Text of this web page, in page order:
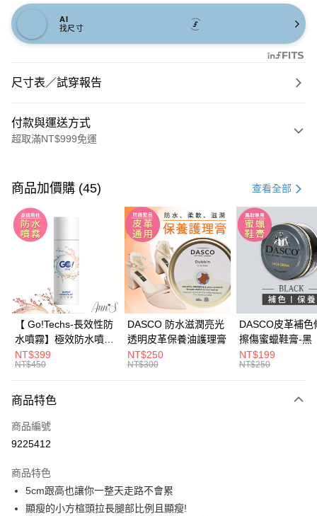
AI
找尺寸
尺寸表／試穿報告
付款與運送方式
超取滿NT$999免運
信用卡一次付款
信用卡分期付款
3 期 0 利率 每期 NT$726 21家銀行
合作金庫商業銀行
第一商業銀行
華南商業銀行
彰化商業銀行
上海商業儲蓄銀行
台北富邦商業銀行
國泰世華商業銀行
兆豐國際商業銀行
臺灣中小企業銀行
台中商業銀行
匯豐（台灣）商業銀行
華泰商業銀行
聯邦商業銀行
遠東國際商業銀行
元大商業銀行
台灣樂天信用卡公司
6 期 0 利率 每期 NT$363 21家銀行
合作金庫商業銀行
第一商業銀行
華南商業銀行
彰化商業銀行
上海商業儲蓄銀行
台北富邦商業銀行
國泰世華商業銀行
兆豐國際商業銀行
臺灣中小企業銀行
台中商業銀行
匯豐（台灣）商業銀行
聯邦商業銀行
玉山商業銀行
台灣樂天信用卡公司
超商取貨付款
LINE Pay
Apple Pay
Google Pay
全支付
大哥付你分期
相關說明
商品加價購 (45) 查看全部
【 Go!Techs-長效性防
水噴霧】極效防水噴霧
280ml
NT$399
NT$450
DASCO 防水滋潤亮光
透明皮革保養油護理膏
NT$250
NT$300
DASCO皮革補色
擦傷蜜蠟鞋膏-黑
NT$199
NT$250
商品特色
商品編號
9225412
商品特色
5cm跟高也讓你一整天走路不會累
顯瘦的小方楦頭拉長腿部比例且顯瘦!